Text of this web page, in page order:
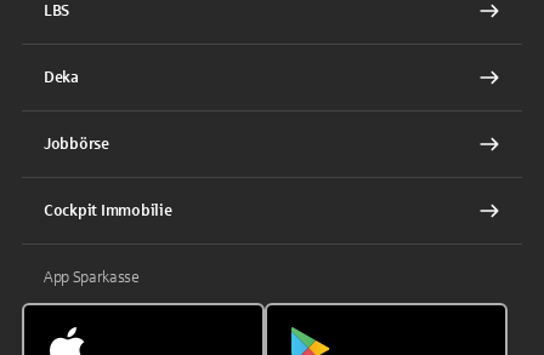
LBS
Deka
Jobbörse
Cockpit Immobilie
App Sparkasse